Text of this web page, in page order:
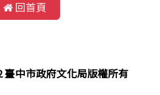
回首頁
中市政府文化局版權所有